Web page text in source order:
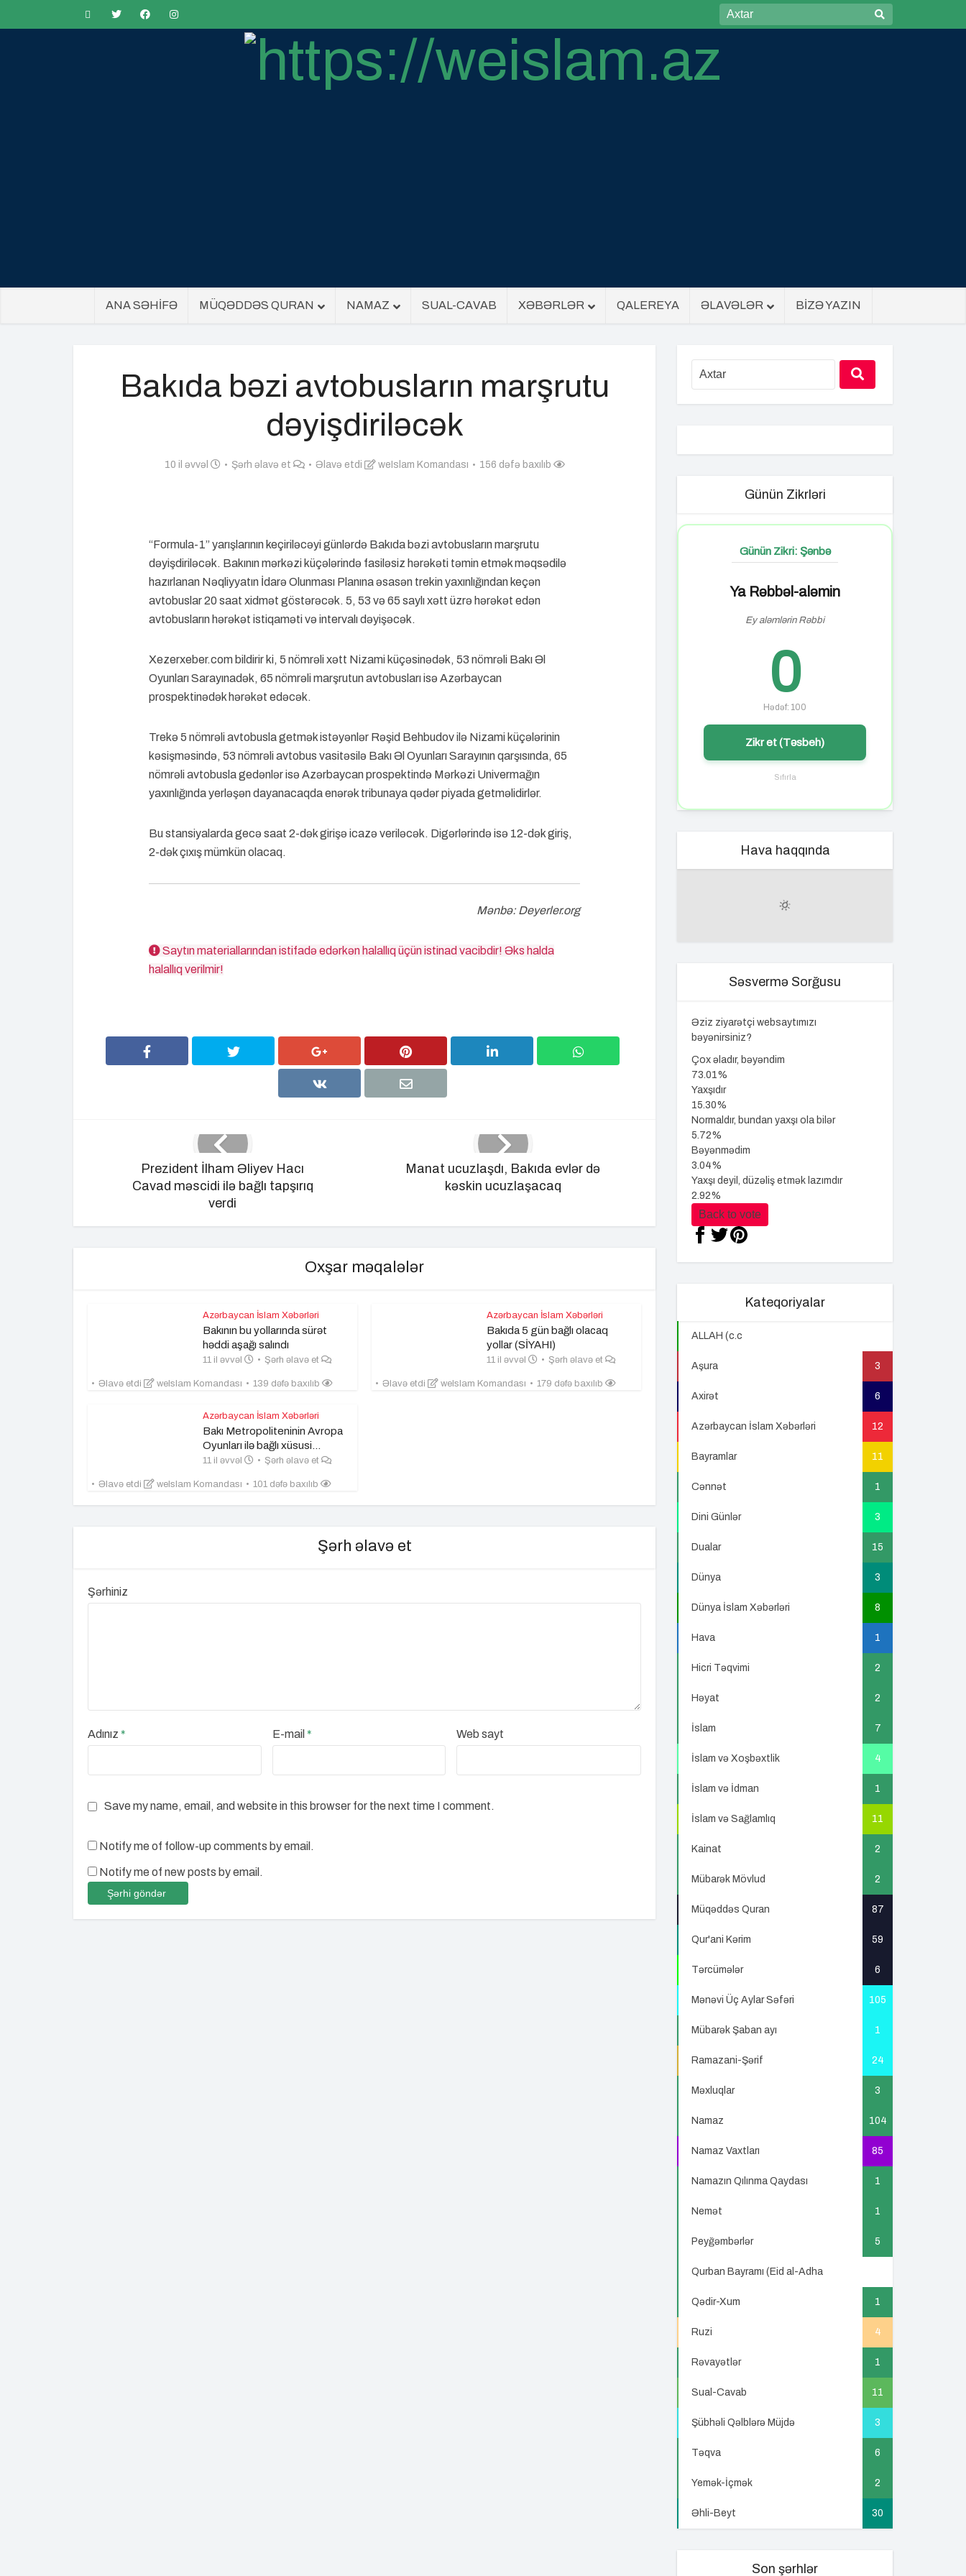
ANA SƏHİFƏ MÜQƏDDƏS QURAN NAMAZ SUAL-CAVAB XƏBƏRLƏR QALEREYA ƏLAVƏLƏR BİZƏ YAZIN
Bakıda bəzi avtobusların marşrutu
dəyişdiriləcək
10 il əvvəl Şərh əlavə et Əlavə etdi weIslam Komandası 156 dəfə baxılıb
“Formula-1” yarışlarının keçiriləcəyi günlərdə Bakıda bəzi avtobusların marşrutu
dəyişdiriləcək. Bakının mərkəzi küçələrində fasiləsiz hərəkəti təmin etmək məqsədilə
hazırlanan Nəqliyyatın İdarə Olunması Planına əsasən trekin yaxınlığından keçən
avtobuslar 20 saat xidmət göstərəcək. 5, 53 və 65 saylı xətt üzrə hərəkət edən
avtobusların hərəkət istiqaməti və intervalı dəyişəcək.
Xezerxeber.com bildirir ki, 5 nömrəli xətt Nizami küçəsinədək, 53 nömrəli Bakı Əl
Oyunları Sarayınadək, 65 nömrəli marşrutun avtobusları isə Azərbaycan
prospektinədək hərəkət edəcək.
Trekə 5 nömrəli avtobusla getmək istəyənlər Rəşid Behbudov ilə Nizami küçələrinin
kəsişməsində, 53 nömrəli avtobus vasitəsilə Bakı Əl Oyunları Sarayının qarşısında, 65
nömrəli avtobusla gedənlər isə Azərbaycan prospektində Mərkəzi Univermağın
yaxınlığında yerləşən dayanacaqda enərək tribunaya qədər piyada getməlidirlər.
Bu stansiyalarda gecə saat 2-dək girişə icazə veriləcək. Digərlərində isə 12-dək giriş,
2-dək çıxış mümkün olacaq.
Mənbə: Deyerler.org
Saytın materiallarından istifadə edərkən halallıq üçün istinad vacibdir! Əks halda
halallıq verilmir!
Prezident İlham Əliyev Hacı
Cavad məscidi ilə bağlı tapşırıq
verdi
Manat ucuzlaşdı, Bakıda evlər də
kəskin ucuzlaşacaq
Oxşar məqalələr
Azərbaycan İslam Xəbərləri
Bakının bu yollarında sürət
həddi aşağı salındı
11 il əvvəl Şərh əlavə et
Əlavə etdi weIslam Komandası 139 dəfə baxılıb
Azərbaycan İslam Xəbərləri
Bakıda 5 gün bağlı olacaq
yollar (SİYAHI)
11 il əvvəl Şərh əlavə et
Əlavə etdi weIslam Komandası 179 dəfə baxılıb
Azərbaycan İslam Xəbərləri
Bakı Metropoliteninin Avropa
Oyunları ilə bağlı xüsusi...
11 il əvvəl Şərh əlavə et
Əlavə etdi weIslam Komandası 101 dəfə baxılıb
Şərh əlavə et
Şərhiniz
Adınız * E-mail * Web sayt
Save my name, email, and website in this browser for the next time I comment.
Notify me of follow-up comments by email.
Notify me of new posts by email.
Günün Zikrləri
Günün Zikri: Şənbə
Ya Rəbbəl-aləmin
Ey aləmlərin Rəbbi
0
Hədəf: 100
Zikr et (Təsbeh)
Sıfırla
Hava haqqında
Səsvermə Sorğusu
Əziz ziyarətçi websaytımızı
bəyənirsiniz?
Çox əladır, bəyəndim
73.01%
Yaxşıdır
15.30%
Normaldır, bundan yaxşı ola bilər
5.72%
Bəyənmədim
3.04%
Yaxşı deyil, düzəliş etmək lazımdır
2.92%
Back to vote
Kateqoriyalar
ALLAH (c.c
Aşura 3
Axirət 6
Azərbaycan İslam Xəbərləri 12
Bayramlar 11
Cənnət 1
Dini Günlər 3
Dualar 15
Dünya 3
Dünya İslam Xəbərləri 8
Hava 1
Hicri Təqvimi 2
Həyat 2
İslam 7
İslam və Xoşbəxtlik 4
İslam və İdman 1
İslam və Sağlamlıq 11
Kainat 2
Mübarək Mövlud 2
Müqəddəs Quran 87
Qur'ani Kərim 59
Tərcümələr 6
Mənəvi Üç Aylar Səfəri 105
Mübarək Şaban ayı 1
Ramazani-Şərif 24
Məxluqlar 3
Namaz 104
Namaz Vaxtları 85
Namazın Qılınma Qaydası 1
Nemət 1
Peyğəmbərlər 5
Qurban Bayramı (Eid al-Adha
Qədir-Xum 1
Ruzi 4
Rəvayətlər 1
Sual-Cavab 11
Şübhəli Qəlblərə Müjdə 3
Təqva 6
Yemək-İçmək 2
Əhli-Beyt 30
Son şərhlər